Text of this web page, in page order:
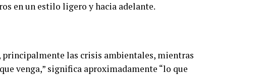
en un estilo ligero y hacia adelante.
principalmente las crisis ambientales, mientras
venga,” significa aproximadamente “lo que